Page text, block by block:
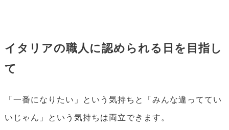
イタリアの職人に認められる日を目指し
て
「一番になりたい」という気持ちと「みんな違っててい
いじゃん」という気持ちは両立できます。